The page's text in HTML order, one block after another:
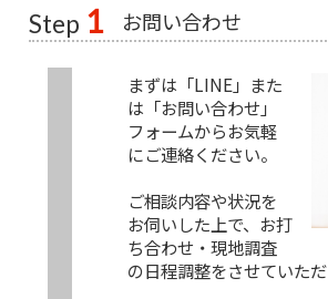
Step 1 お問い合わせ
まずは「LINE」また
は「お問い合わせ」
フォームからお気軽
にご連絡ください。
ご相談内容や状況を
お伺いした上で、お打
ち合わせ・現地調査
の日程調整をさせていただ